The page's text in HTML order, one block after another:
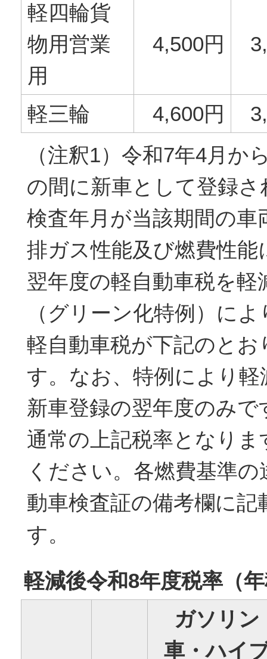
軽四輪貨
物用営業
用
4,500円
軽三輪 4,600円
（注釈1）令和7年4月か
の間に新車として登録
検査年月が当該期間の車
排ガス性能及び燃費性能
翌年度の軽自動車税を軽
（グリーン化特例）に
軽自動車税が下記のとお
す。なお、特例により
新車登録の翌年度のみで
通常の上記税率となり
ください。各燃費基準
動車検査証の備考欄に記
す。
軽減後令和8年度税率（
ガソリン
車・ハイ